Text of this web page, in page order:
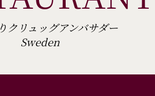
クリュッグアンバサダー
Sweden